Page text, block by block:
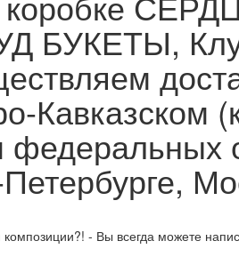
БУКЕТЫ,
Кавказском
- Вы всегда можете